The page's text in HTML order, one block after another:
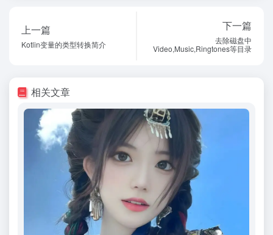
上一篇
Kotlin变量的类型转换简介
下一篇
去除磁盘中
Video,Music,Ringtones等目录
相关文章